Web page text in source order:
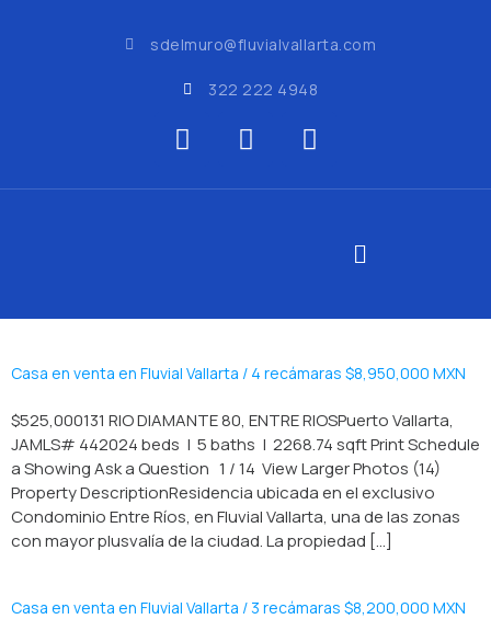
sdelmuro@fluvialvallarta.com
322 222 4948
Casa en venta en Fluvial Vallarta / 4 recámaras $8,950,000 MXN
$525,000131 RIO DIAMANTE 80, ENTRE RIOSPuerto Vallarta,
JAMLS# 442024 beds | 5 baths | 2268.74 sqft Print Schedule
a Showing Ask a Question 1 / 14 View Larger Photos (14)
Property DescriptionResidencia ubicada en el exclusivo
Condominio Entre Ríos, en Fluvial Vallarta, una de las zonas
con mayor plusvalía de la ciudad. La propiedad [...]
Casa en venta en Fluvial Vallarta / 3 recámaras $8,200,000 MXN